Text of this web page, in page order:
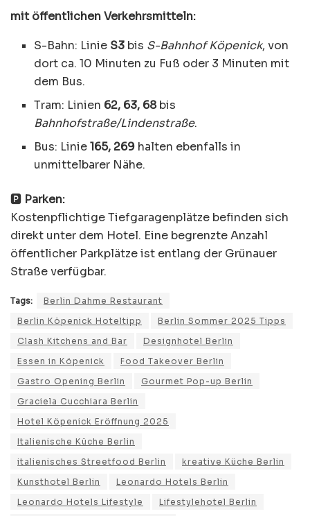
mit öffentlichen Verkehrsmitteln:
S-Bahn: Linie S3 bis S-Bahnhof Köpenick, von
dort ca. 10 Minuten zu Fuß oder 3 Minuten mit
dem Bus.
Tram: Linien 62, 63, 68bis
Bahnhofstraße/Lindenstraße.
Bus: Linie165, 269 halten ebenfalls in
unmittelbarer Nähe.
🅿️ Parken:
Kostenpflichtige Tiefgaragenplätze befinden sich
direkt unter dem Hotel. Eine begrenzte Anzahl
öffentlicher Parkplätze ist entlang der Grünauer
Straße verfügbar.
Tags:
Berlin Dahme Restaurant
Berlin Köpenick Hoteltipp
Berlin Sommer 2025 Tipps
Clash Kitchens and Bar
Designhotel Berlin
Essen in Köpenick
Food Takeover Berlin
Gastro Opening Berlin
Gourmet Pop-up Berlin
Graciela Cucchiara Berlin
Hotel Köpenick Eröffnung 2025
Italienische Küche Berlin
italienisches Streetfood Berlin
kreative Küche Berlin
Kunsthotel Berlin
Leonardo Hotels Berlin
Leonardo Hotels Lifestyle
Lifestylehotel Berlin